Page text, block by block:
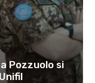
Pozzuolo si